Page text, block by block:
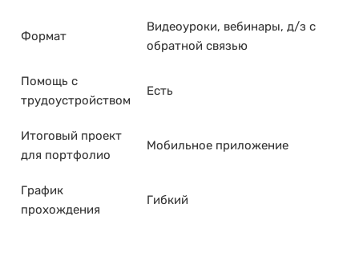
Формат
Видеоуроки, вебинары, д/з с
обратной связью
Помощь с
трудоустройством
Есть
Итоговый проект
для портфолио
Мобильное приложение
График
прохождения
Гибкий